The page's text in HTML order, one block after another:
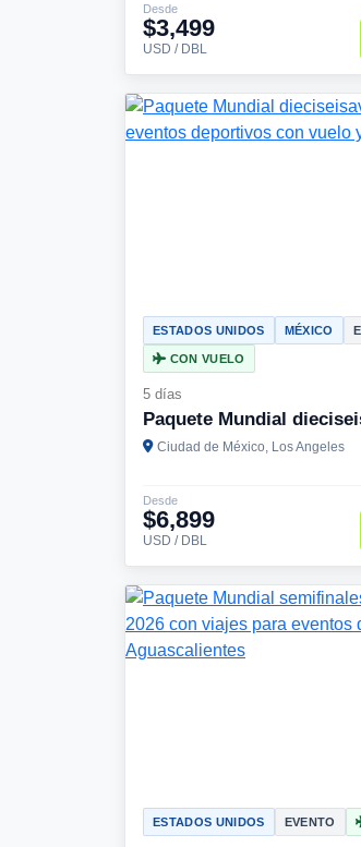
Desde
$3,499
USD / DBL
ESTADOS UNIDOS MÉXICO
CON VUELO
5 días
Paquete Mundial
Ciudad de México, Los Angeles
Desde
$6,899
USD / DBL
ESTADOS UNIDOS EVENTO